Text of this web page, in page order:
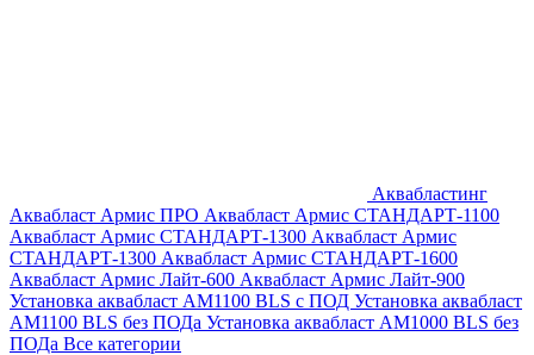
Аквабластинг
Аквабласт Армис ПРО Аквабласт Армис СТАНДАРТ-1100
Аквабласт Армис СТАНДАРТ-1300 Аквабласт Армис
СТАНДАРТ-1300 Аквабласт Армис СТАНДАРТ-1600
Аквабласт Армис Лайт-600 Аквабласт Армис Лайт-900
Установка аквабласт AM1100 BLS с ПОД Установка аквабласт
AM1100 BLS без ПОДа Установка аквабласт AM1000 BLS без
ПОДа Все категории